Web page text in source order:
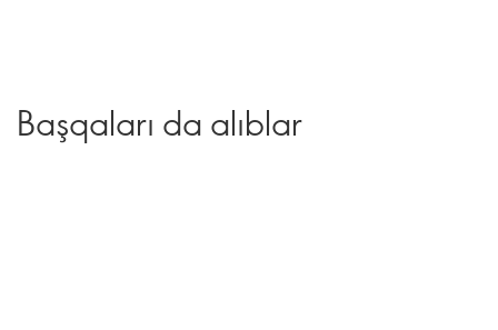
Başqaları da alıblar